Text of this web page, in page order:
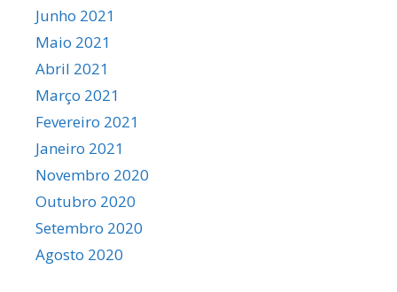
Junho 2021
Maio 2021
Abril 2021
Março 2021
Fevereiro 2021
Janeiro 2021
Novembro 2020
Outubro 2020
Setembro 2020
Agosto 2020